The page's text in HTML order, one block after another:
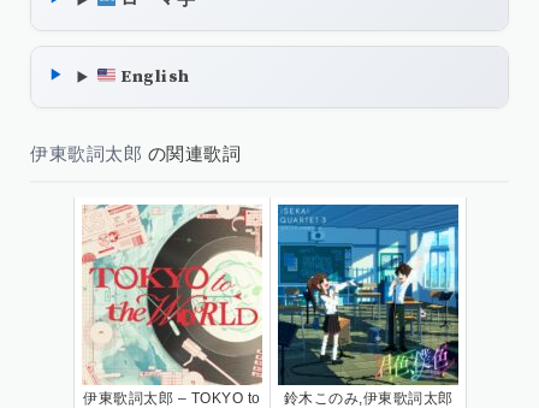
English
伊東歌詞太郎 の関連歌詞
伊東歌詞太郎 – TOKYO to
鈴木このみ,伊東歌詞太郎